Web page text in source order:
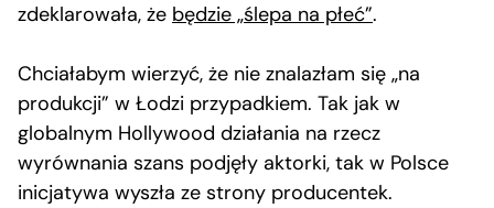
zdeklarowała, że będzie „ślepa na płeć”.
Chciałabym wierzyć, że nie znalazłam się „na
produkcji” w Łodzi przypadkiem. Tak jak w
globalnym Hollywood działania na rzecz
wyrównania szans podjęły aktorki, tak w Polsce
inicjatywa wyszła ze strony producentek.